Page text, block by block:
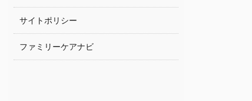
サイトポリシー
ファミリーケアナビ